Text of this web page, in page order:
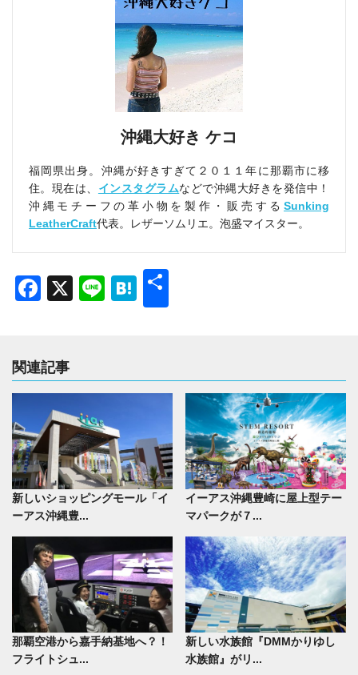
沖縄大好き ケコ
福岡県出身。沖縄が好きすぎて２０１１年に那覇市に移
住。現在は、 インスタグラムなどで沖縄大好きを発信中！
沖縄モチーフの革小物を製作・販売する Sunking
LeatherCraft代表。レザーソムリエ。泡盛マイスター。
Facebook
X LineHatena
関連記事
新しいショッピングモール「イ
ーアス沖縄豊...
イーアス沖縄豊崎に屋上型テー
マパークが７...
那覇空港から嘉手納基地へ？！
フライトシュ...
新しい水族館『DMMかりゆし
水族館』がリ...